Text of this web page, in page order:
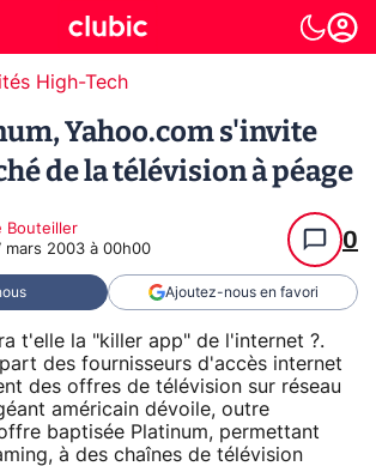
High-Tech
Yahoo.com s'invite
de la télévision à péage
Bouteiller
mars 2003 à 00h00 0
Ajoutez-nous en favori
t'elle la "killer app" de l'internet ?.
des fournisseurs d'accès internet
des offres de télévision sur réseau
américain dévoile, outre
baptisée Platinum, permettant
à des chaînes de télévision